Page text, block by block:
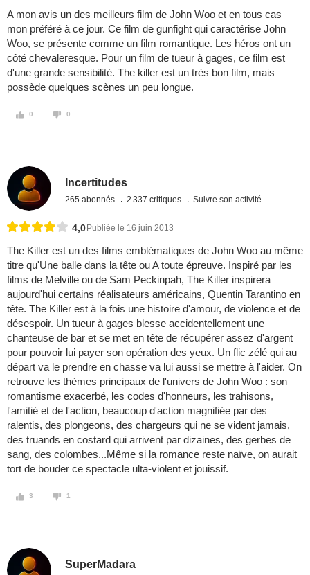
A mon avis un des meilleurs film de John Woo et en tous cas
mon préféré à ce jour. Ce film de gunfight qui caractérise John
Woo, se présente comme un film romantique. Les héros ont un
côté chevaleresque. Pour un film de tueur à gages, ce film est
d'une grande sensibilité. The killer est un très bon film, mais
possède quelques scènes un peu longue.
0 0
Incertitudes
265 abonnés 2 337 critiques Suivre son activité
4,0 Publiée le 16 juin 2013
The Killer est un des films emblématiques de John Woo au même
titre qu'Une balle dans la tête ou A toute épreuve. Inspiré par les
films de Melville ou de Sam Peckinpah, The Killer inspirera
aujourd'hui certains réalisateurs américains, Quentin Tarantino en
tête. The Killer est à la fois une histoire d'amour, de violence et de
désespoir. Un tueur à gages blesse accidentellement une
chanteuse de bar et se met en tête de récupérer assez d'argent
pour pouvoir lui payer son opération des yeux. Un flic zélé qui au
départ va le prendre en chasse va lui aussi se mettre à l'aider. On
retrouve les thèmes principaux de l'univers de John Woo : son
romantisme exacerbé, les codes d'honneurs, les trahisons,
l'amitié et de l'action, beaucoup d'action magnifiée par des
ralentis, des plongeons, des chargeurs qui ne se vident jamais,
des truands en costard qui arrivent par dizaines, des gerbes de
sang, des colombes...Même si la romance reste naïve, on aurait
tort de bouder ce spectacle ulta-violent et jouissif.
3 1
SuperMadara